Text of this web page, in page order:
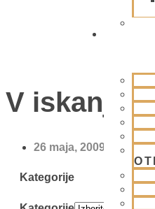
V iskanju
26 maja, 2009
Kategorije